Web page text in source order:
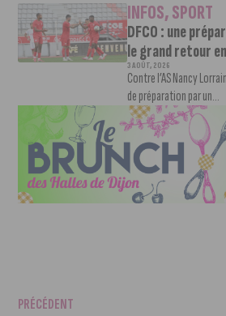
INFOS,SPORT
DFCO : une
le grand retour
3 AOÛT, 2026
Contre l’AS Nancy
de préparation par un...
PRÉCÉDENT